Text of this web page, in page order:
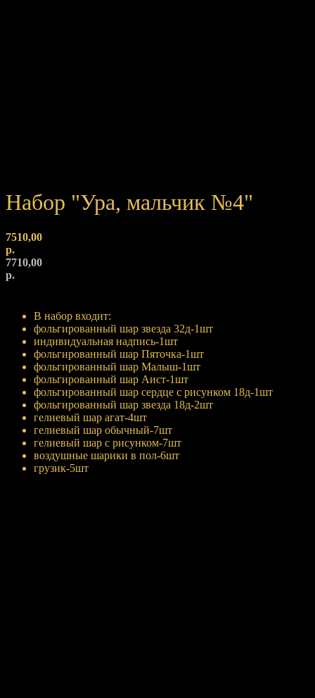
Набор "Ура, мальчик №4"
7510,00
р.
7710,00
р.
В набор входит:
фольгированный шар звезда 32д-1шт
индивидуальная надпись-1шт
фольгированный шар Пяточка-1шт
фольгированный шар Малыш-1шт
фольгированный шар Аист-1шт
фольгированный шар сердце с рисунком 18д-1шт
фольгированный шар звезда 18д-2шт
гелиевый шар агат-4шт
гелиевый шар обычный-7шт
гелиевый шар с рисунком-7шт
воздушные шарики в пол-6шт
грузик-5шт